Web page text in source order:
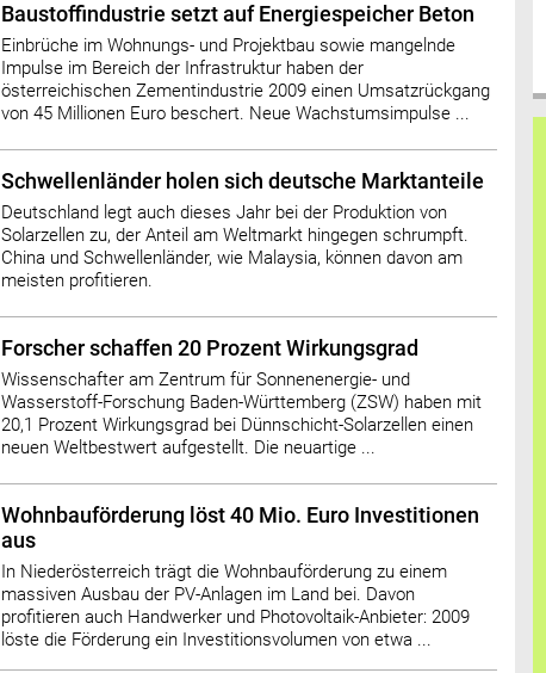
Baustoffindustrie setzt auf Energiespeicher Beton
Einbrüche im Wohnungs- und Projektbau sowie mangelnde
Impulse im Bereich der Infrastruktur haben der
österreichischen Zementindustrie 2009 einen Umsatzrückgang
von 45 Millionen Euro beschert. Neue Wachstumsimpulse ...
Schwellenländer holen sich deutsche Marktanteile
Deutschland legt auch dieses Jahr bei der Produktion von
Solarzellen zu, der Anteil am Weltmarkt hingegen schrumpft.
China und Schwellenländer, wie Malaysia, können davon am
meisten profitieren.
Forscher schaffen 20 Prozent Wirkungsgrad
Wissenschafter am Zentrum für Sonnenenergie- und
Wasserstoff-Forschung Baden-Württemberg (ZSW) haben mit
20,1 Prozent Wirkungsgrad bei Dünnschicht-Solarzellen einen
neuen Weltbestwert aufgestellt. Die neuartige ...
Wohnbauförderung löst 40 Mio. Euro Investitionen
aus
In Niederösterreich trägt die Wohnbauförderung zu einem
massiven Ausbau der PV-Anlagen im Land bei. Davon
profitieren auch Handwerker und Photovoltaik-Anbieter: 2009
löste die Förderung ein Investitionsvolumen von etwa ...